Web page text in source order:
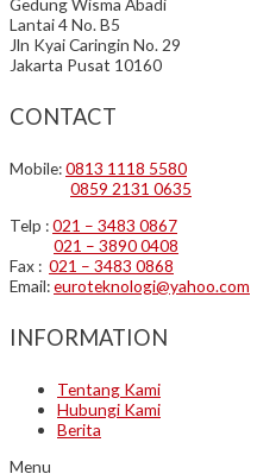
Lantai 4 No. B5
Jln Kyai Caringin No. 29
Jakarta Pusat 10160
CONTACT
Mobile:0813 1118 5580
0859 2131 0635
Telp :021 – 3483 0867
021 – 3890 0408
Fax : 021 – 3483 0868
Email:euroteknologi@yahoo.com
INFORMATION
Tentang Kami
Hubungi Kami
Berita
Menu